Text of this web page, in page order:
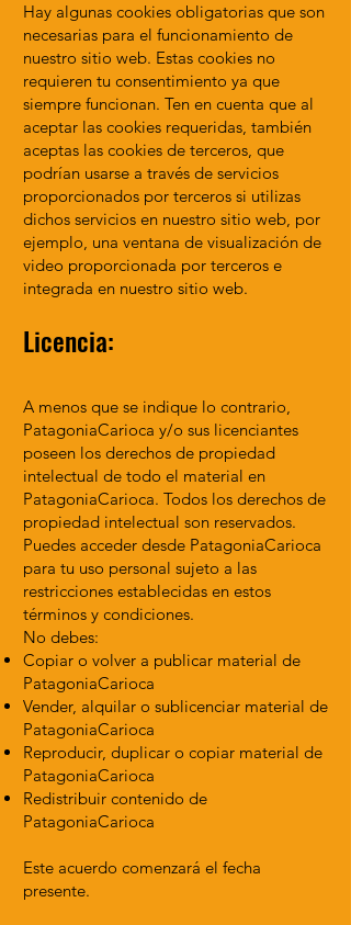
Hay algunas cookies obligatorias que son
necesarias para el funcionamiento de
nuestro sitio web. Estas cookies no
requieren tu consentimiento ya que
siempre funcionan. Ten en cuenta que al
aceptar las cookies requeridas, también
aceptas las cookies de terceros, que
podrían usarse a través de servicios
proporcionados por terceros si utilizas
dichos servicios en nuestro sitio web, por
ejemplo, una ventana de visualización de
video proporcionada por terceros e
integrada en nuestro sitio web.
Licencia:
A menos que se indique lo contrario,
PatagoniaCarioca y/o sus licenciantes
poseen los derechos de propiedad
intelectual de todo el material en
PatagoniaCarioca. Todos los derechos de
propiedad intelectual son reservados.
Puedes acceder desde PatagoniaCarioca
para tu uso personal sujeto a las
restricciones establecidas en estos
términos y condiciones.
No debes:
Copiar o volver a publicar material de
PatagoniaCarioca
Vender, alquilar o sublicenciar material de
PatagoniaCarioca
Reproducir, duplicar o copiar material de
PatagoniaCarioca
Redistribuir contenido de
PatagoniaCarioca
Este acuerdo comenzará el fecha
presente.